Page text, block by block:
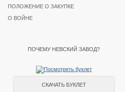
ПОЛОЖЕНИЕ О ЗАКУПКЕ
О ВОЙНЕ
ПОЧЕМУ НЕВСКИЙ ЗАВОД?
СКАЧАТЬ БУКЛЕТ